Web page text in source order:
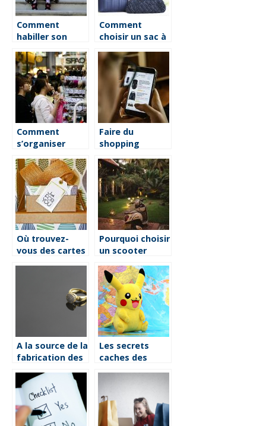
Comment
habiller son
événement ?
Comment
choisir un sac à
Comment
s’organiser
soldes pour
réussir son
shopping?
Faire du
shopping
grâce au web
Où trouvez-
vous des cartes
Pourquoi choisir
un scooter
moto ?
A la source de la
fabrication des
Les secrets
caches des